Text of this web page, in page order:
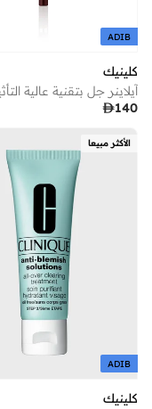
ADIB
كلينيك
140
الأكثر مبيعا
ADIB
كلينيك